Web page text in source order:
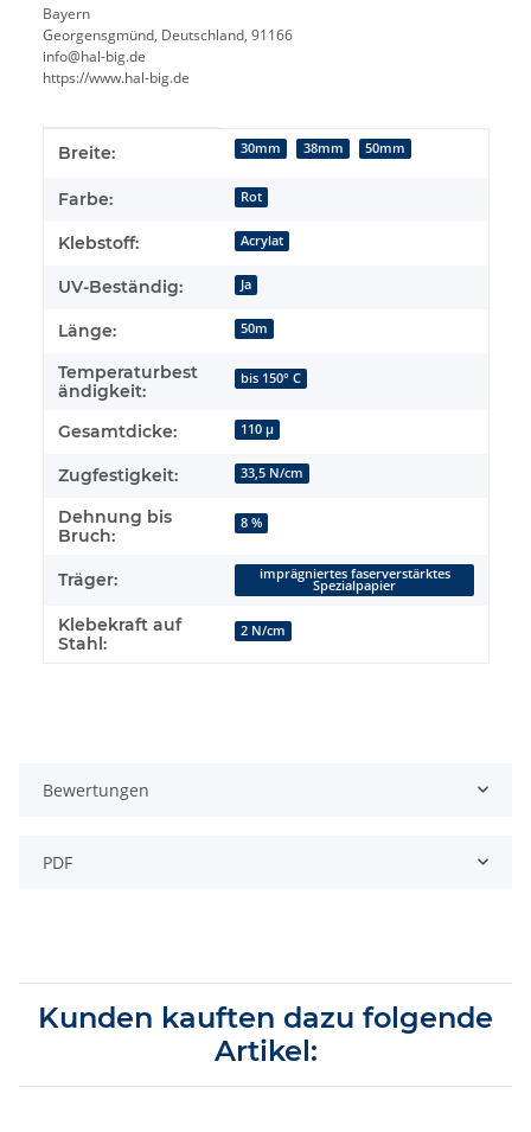
Bayern
Georgensgmünd, Deutschland, 91166
info@hal-big.de
https://www.hal-big.de
Produkteigenschaft
Wert
Breite: 30mm 38mm 50mm
Farbe: Rot
Klebstoff: Acrylat
UV-Beständig: Ja
Länge: 50m
Temperaturbest
ändigkeit:
bis 150° C
Gesamtdicke: 110 µ
Zugfestigkeit: 33,5 N/cm
Dehnung bis
Bruch:
8 %
Träger: imprägniertes faserverstärktes
Spezialpapier
Klebekraft auf
Stahl:
2 N/cm
Bewertungen
PDF
Kunden kauften dazu folgende
Artikel: